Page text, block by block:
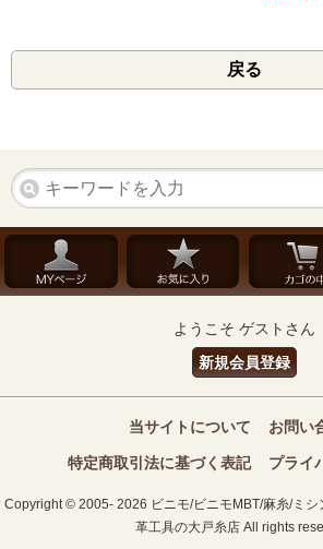
戻る
ようこそ ゲストさん
新規会員登録
当サイトについて お問い
特定商取引法に基づく表記 プライ
Copyright © 2005- 2026 ビニモ/ビニモMBT/麻糸/ミシ
革工具の大戸糸店 All rights